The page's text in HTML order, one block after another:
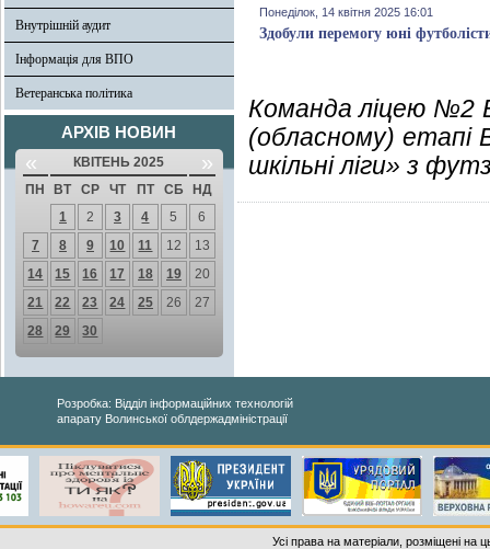
Внутрішній аудит
Інформація для ВПО
Ветеранська політика
АРХІВ НОВИН
« КВІТЕНЬ 2025 »
ПН ВТ СР ЧТ ПТ СБ
НД
1
2 3 4 5
6
7
8 9 10 11 12
13
14
15 16 17 18 19
20
21
22 23 24 25 26
27
28
29 30
Понеділок, 14 квітня 2025 16:01
Здобули перемогу юні
Команда ліцею №2
(обласному) етапі
шкільні ліги» з
Розробка: Відділ інформаційних технологій
апарату Волинської облдержадміністрації
Усі права на матеріали, розміщені на